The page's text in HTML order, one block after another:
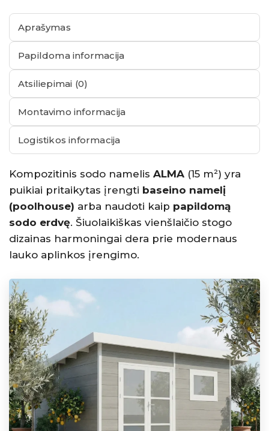
Aprašymas
Papildoma informacija
Atsiliepimai (0)
Montavimo informacija
Logistikos informacija
Kompozitinis sodo namelis ALMA (15 m²) yra
puikiai pritaikytas įrengti baseino namelį
(poolhouse) arba naudoti kaip papildomą
sodo erdvę. Šiuolaikiškas vienšlaičio stogo
dizainas harmoningai dera prie modernaus
lauko aplinkos įrengimo.